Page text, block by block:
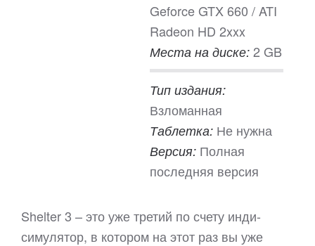
Geforce GTX 660 / ATI
Radeon HD 2xxx
Места на диске: 2 GB
Тип издания:
Взломанная
Таблетка: Не нужна
Версия: Полная
последняя версия
Shelter 3 – это уже третий по счету инди-
симулятор, в котором на этот раз вы уже